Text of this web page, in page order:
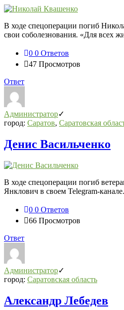
В ходе спецоперации погиб
свои соболезнования. «Для всех
0 0 Ответов
47 Просмотров
Ответ
Администратор
город: Саратов, Саратовская
Денис Васильченко
В ходе спецоперации погиб
Янклович в своем Telegram-
0 0 Ответов
66 Просмотров
Ответ
Администратор
город: Саратовская область
Александр Лебедев